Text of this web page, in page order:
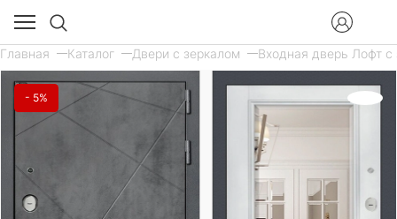
Главная Каталог Двери с зеркалом Входная дверь Лофт
- 5%